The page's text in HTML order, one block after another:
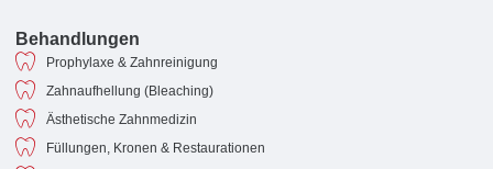
Behandlungen
Prophylaxe & Zahnreinigung
Zahnaufhellung (Bleaching)
Ästhetische Zahnmedizin
Füllungen, Kronen & Restaurationen